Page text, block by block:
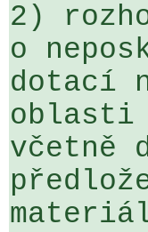
2)
o
dotací
oblasti
včetně